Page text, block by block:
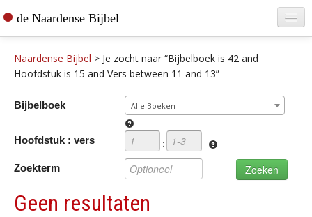
de Naardense Bijbel
Teksten raadplegen
Bijbel bestellen
Naardense Bijbel > Je zocht naar “Bijbelboek is 42 and
Hoofdstuk is 15 and Vers between 11 and 13”
Bijbelboek Alle Boeken
Hoofdstuk : vers :
Zoekterm
Geen resultaten